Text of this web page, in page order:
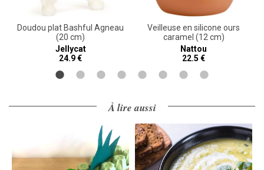
Doudou plat Bashful Agneau
(20 cm)
Jellycat
24.9 €
Veilleuse en silicone ours
caramel (12 cm)
Nattou
22.5 €
À lire aussi